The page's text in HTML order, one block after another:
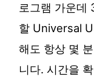
로그램 가운데
할 Universal
해도 항상 몇
니다. 시간을